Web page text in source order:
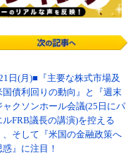
日(月)■『主要な株式市場及
国債利回りの動向』と『週末
ャクソンホール会議(25日にパ
ルFRB議長の講演)を控える
、そして『米国の金融政策へ
惑』に注目！